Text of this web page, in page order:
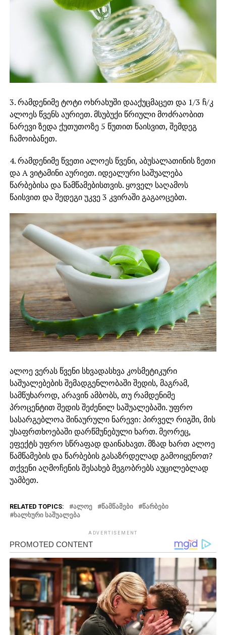
3. რამდენიმე ტოტი ოხრახუში დააქუცმაცეთ და 1/3 ჩ/კ
ალოეს წვენს აურიეთ. მსუბუქი წრიული მოძრაობით
ნარევი ზედა ქუთუთოზე 5 წუთით წაისვით, შემდეგ
ჩამოიბანეთ.
4. რამდენიმე წვეთი ალოეს წვენი, აბუსალათინის ზეთი
და A ვიტამინი აურიეთ. იდეალური საშუალება
წარბებისა და წამწამებისთვის. ყოველ საღამოს
წაისვით და შედეგი უკვე 3 კვირაში გაგაოცებთ.
ალოე ვერას წვენი სხვადასხვა კოსმეტიკური
საშუალებების შემადგენლობაში შედის, მაგრამ,
სამწუხაროდ, არავინ ამბობს, თუ რამდენიმე
პროცენტით შედის შეძენილ საშუალებაში. უფრო
სასარგებლოა შინაურული ნარევი: პირველ რიგში, მის
უსაფრთხოებაში დარწმუნებული ხართ. მეორეც,
ეფექტს უფრო სწრაფად დაინახავთ. მზად ხართ ალოე
წამწამების და წარბების გასაზრდელად გამოიყენოთ?
თქვენი აღმოჩენის შესახებ მეგობრებს აუცილებლად
უამბეთ.
RELATED TOPICS: ᲐᲚᲝᲔ ᲬᲐᲛᲬᲐᲛᲔᲑᲘ
ᲬᲐᲠᲑᲔᲑᲘ
ᲮᲐᲚᲮᲣᲠᲘ ᲡᲐᲨᲣᲐᲚᲔᲑᲐ
ADVERTISEMENT